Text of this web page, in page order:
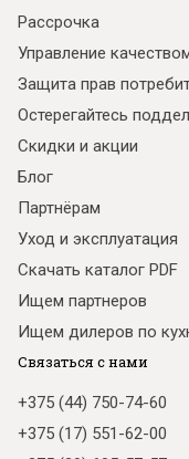
Рассрочка
Управление
Защита прав
Остерегайтесь
Скидки и акции
Блог
Партнёрам
Уход и эксплуатация
Скачать каталог PDF
Ищем партнеров
Ищем дилеров по
Связаться с нами
+375 (44) 750-74-60
+375 (17) 551-62-00